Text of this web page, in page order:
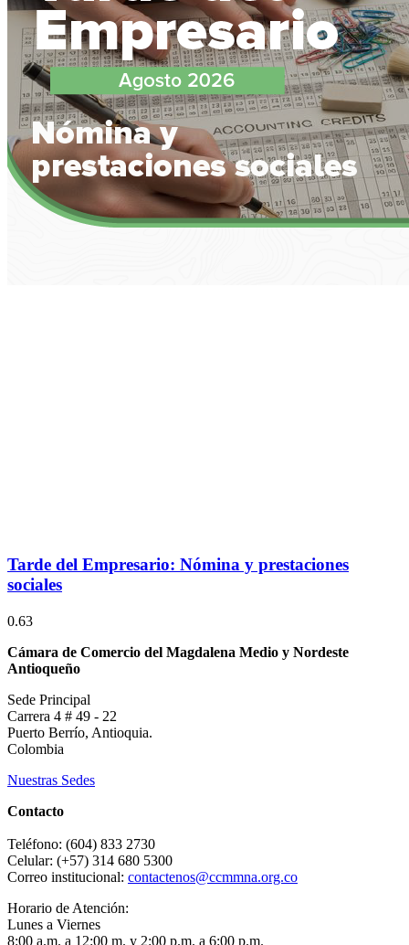
Tarde del Empresario: Nómina y prestaciones
sociales
Cámara de Comercio del Magdalena Medio y Nordeste
Antioqueño
Sede Principal
Carrera 4 # 49 - 22
Puerto Berrío, Antioquia.
Colombia
Nuestras Sedes
Contacto
Teléfono: (604) 833 2730
Celular: (+57) 314 680 5300
Correo institucional: contactenos@ccmmna.org.co
Horario de Atención:
Lunes a Viernes
8:00 a.m. a 12:00 m. y 2:00 p.m. a 6:00 p.m.